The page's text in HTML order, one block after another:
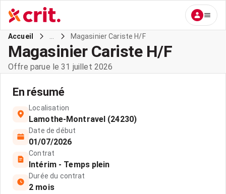
Accueil Magasinier Cariste H/F
Magasinier Cariste H/F
Offre parue le 31 juillet 2026
En résumé
Localisation
Lamothe-Montravel (24230)
Date de début
01/07/2026
Contrat
Intérim - Temps plein
Durée du contrat
2 mois